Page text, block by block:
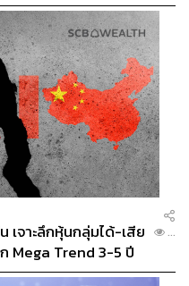
เจาะลึกหุ้นกลุ่มได้-เสีย
Mega Trend 3-5 ปี
...